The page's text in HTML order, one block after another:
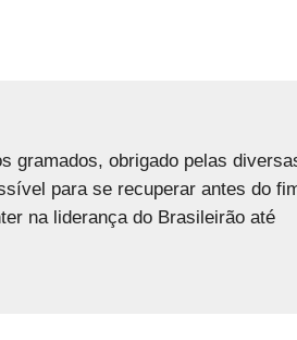
gramados, obrigado pelas
para se recuperar antes do
na liderança do Brasileirão até